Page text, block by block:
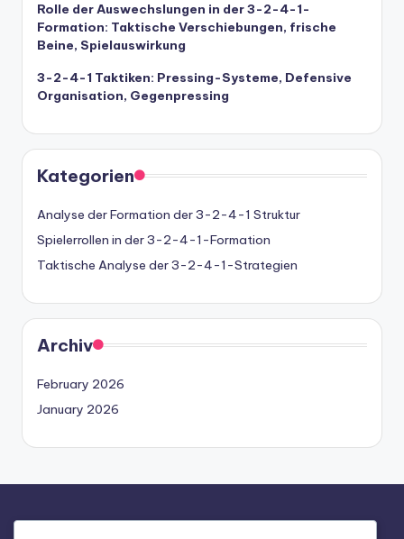
Rolle der Auswechslungen in der 3-2-4-1-
Formation: Taktische Verschiebungen, frische
Beine, Spielauswirkung
3-2-4-1 Taktiken: Pressing-Systeme, Defensive
Organisation, Gegenpressing
Kategorien
Analyse der Formation der 3-2-4-1 Struktur
Spielerrollen in der 3-2-4-1-Formation
Taktische Analyse der 3-2-4-1-Strategien
Archiv
February 2026
January 2026